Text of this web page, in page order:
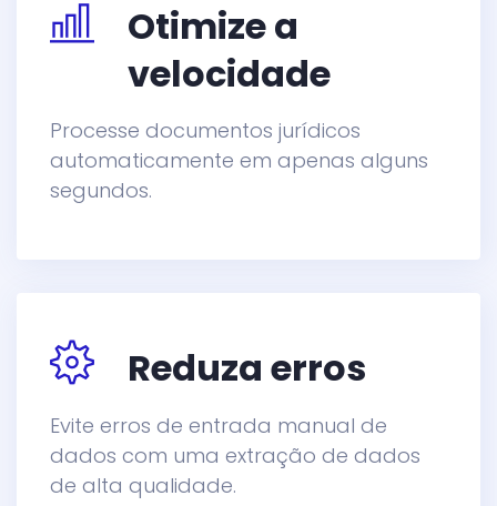
Otimize a
velocidade
Processe documentos jurídicos
automaticamente em apenas alguns
segundos.
Reduza erros
Evite erros de entrada manual de
dados com uma extração de dados
de alta qualidade.